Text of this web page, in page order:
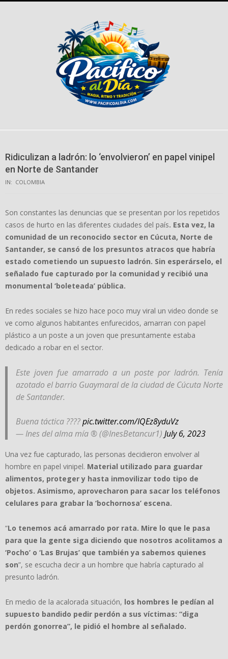
Ridiculizan a ladrón: lo ‘envolvieron’ en papel vinipel
en Norte de Santander
IN: COLOMBIA
Son constantes las denuncias que se presentan por los repetidos
casos de hurto en las diferentes ciudades del país. Esta vez, la
comunidad de un reconocido sector en Cúcuta, Norte de
Santander, se cansó de los presuntos atracos que habría
estado cometiendo un supuesto ladrón. Sin esperárselo, el
señalado fue capturado por la comunidad y recibió una
monumental ‘boleteada’ pública.
En redes sociales se hizo hace poco muy viral un video donde se
ve como algunos habitantes enfurecidos, amarran con papel
plástico a un poste a un joven que presuntamente estaba
dedicado a robar en el sector.
Este joven fue amarrado a un poste por ladrón. Tenía
azotado el barrio Guaymaral de la ciudad de Cúcuta Norte
de Santander.
Buena táctica ????pic.twitter.com/IQEz8yduVz
— Ines del alma mía ®️ (@InesBetancur1) July 6, 2023
Una vez fue capturado, las personas decidieron envolver al
hombre en papel vinipel. Material utilizado para guardar
alimentos, proteger y hasta inmovilizar todo tipo de
objetos. Asimismo, aprovecharon para sacar los teléfonos
celulares para grabar la ‘bochornosa’ escena.
“Lo tenemos acá amarrado por rata. Mire lo que le pasa
para que la gente siga diciendo que nosotros acolitamos a
‘Pocho’ o ‘Las Brujas’ que también ya sabemos quienes
son”, se escucha decir a un hombre que habría capturado al
presunto ladrón.
En medio de la acalorada situación, los hombres le pedían al
supuesto bandido pedir perdón a sus víctimas: “diga
perdón gonorrea”, le pidió el hombre al señalado.